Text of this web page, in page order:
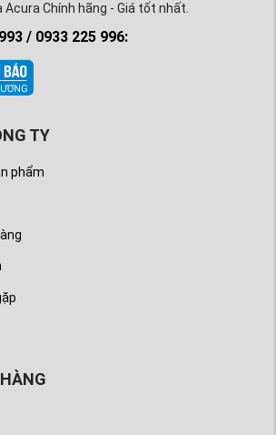
Acura Chính hãng - Giá tốt nhất.
/ 0933 225 996:
TY
phẩm